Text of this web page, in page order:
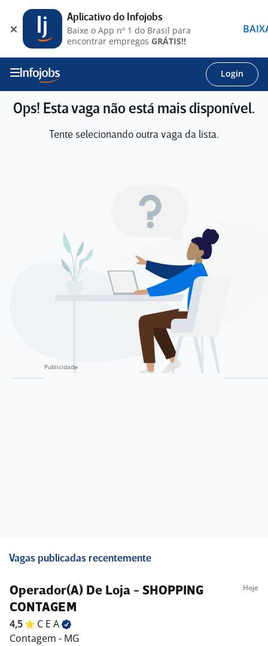
Login
Ops! Esta vaga não está mais disponível.
Tente selecionando outra vaga da lista.
Vagas publicadas recentemente
Operador(A) De Loja - SHOPPING
CONTAGEM
Hoje
4,5 C E A
Contagem - MG
Aplicativo do Infojobs
Baixe o App nº 1 do Brasil para
encontrar empregos GRÁTIS!!